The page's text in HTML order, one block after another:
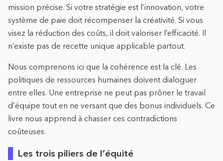
mission précise. Si votre stratégie est l’innovation, votre
système de paie doit récompenser la créativité. Si vous
visez la réduction des coûts, il doit valoriser l’efficacité. Il
n’existe pas de recette unique applicable partout.
Nous comprenons ici que la cohérence est la clé. Les
politiques de ressources humaines doivent dialoguer
entre elles. Une entreprise ne peut pas prôner le travail
d’équipe tout en ne versant que des bonus individuels. Ce
livre nous apprend à chasser ces contradictions
coûteuses.
Les trois piliers de l’équité